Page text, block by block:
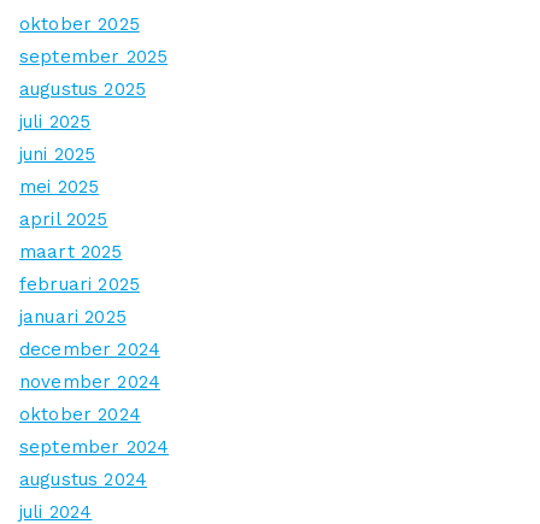
oktober 2025
september 2025
augustus 2025
juli 2025
juni 2025
mei 2025
april 2025
maart 2025
februari 2025
januari 2025
december 2024
november 2024
oktober 2024
september 2024
augustus 2024
juli 2024